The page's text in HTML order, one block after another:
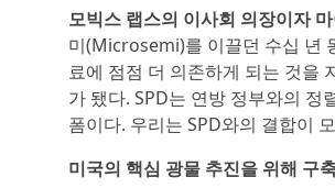
모빅스 랩스의 이사회 의장이자
미(Microsemi)를 이끌던 수십 년
료에 점점 더 의존하게 되는 것을
가 됐다. SPD는 연방 정부와의
폼이다. 우리는 SPD와의 결합이
미국의 핵심 광물 추진을 위해 구